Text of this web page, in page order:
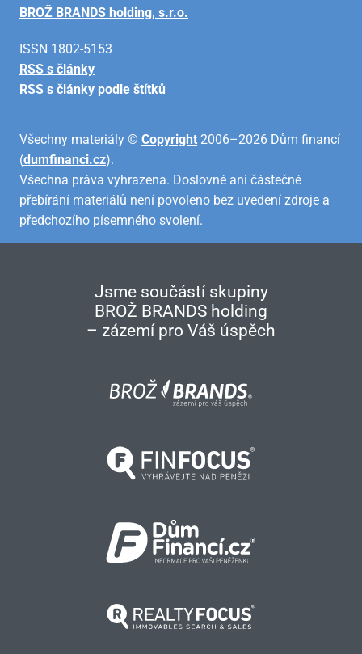
BROŽ BRANDS holding, s.r.o.
ISSN 1802-5153
RSS s články
RSS s články podle štítků
Všechny materiály © Copyright 2006–2026 Dům financí
(dumfinanci.cz).
Všechna práva vyhrazena. Doslovné ani částečné
přebírání materiálů není povoleno bez uvedení zdroje a
předchozího písemného svolení.
Jsme součástí skupiny
BROŽ BRANDS holding
– zázemí pro Váš úspěch